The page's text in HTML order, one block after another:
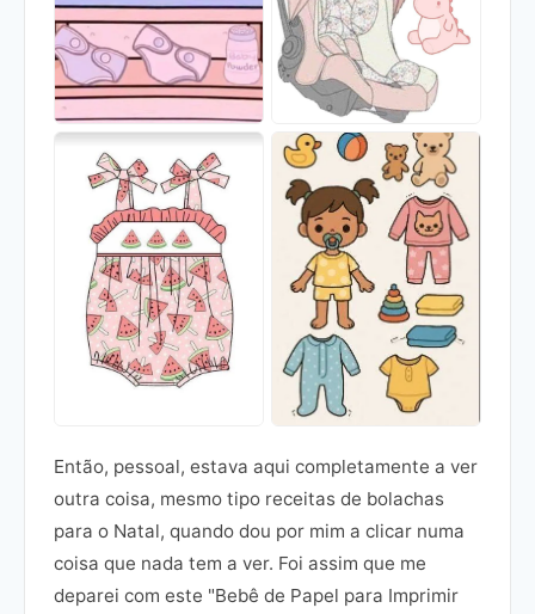
Então, pessoal, estava aqui completamente a ver
outra coisa, mesmo tipo receitas de bolachas
para o Natal, quando dou por mim a clicar numa
coisa que nada tem a ver. Foi assim que me
deparei com este "Bebê de Papel para Imprimir